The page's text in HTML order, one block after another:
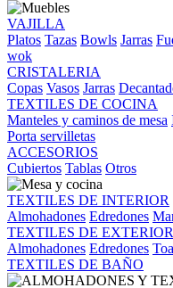
VAJILLA
Platos Tazas Bowls Jarras
wok
CRISTALERIA
Copas Vasos Jarras
TEXTILES DE COCINA
Manteles y caminos de mesa
Porta servilletas
ACCESORIOS
Cubiertos Tablas Otros
TEXTILES DE INTERIOR
Almohadones Edredones
TEXTILES DE EXTERIOR
Almohadones Edredones
TEXTILES DE BAÑO